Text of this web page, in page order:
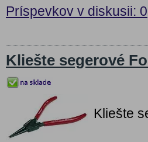
Príspevkov v diskusii: 0
Kliešte segerové
Kliešte